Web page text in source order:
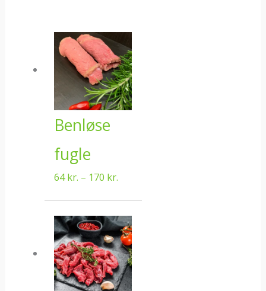
Benløse
fugle
64kr. – 170 kr.
64 kr.
til
170 kr.
88 kr.
til
110 kr.